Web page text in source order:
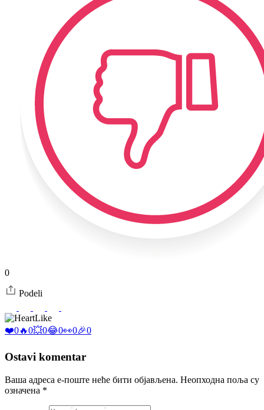
0
Podeli
Like
❤️0🔥0💥0😂0👀0🎉0
Ostavi komentar
Ваша адреса е-поште неће бити објављена. Неопходна поља су
означена *